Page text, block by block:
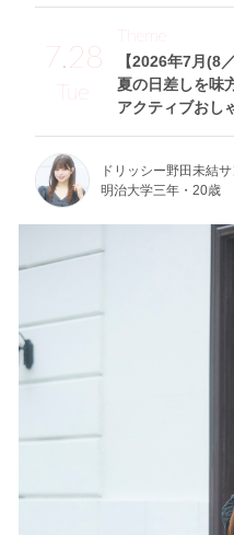
7.28
Tue
【2026年7月(8
夏の日差しを味
アクティブおし
Theme
ドリッシー野田未結
明治大学三年・20歳